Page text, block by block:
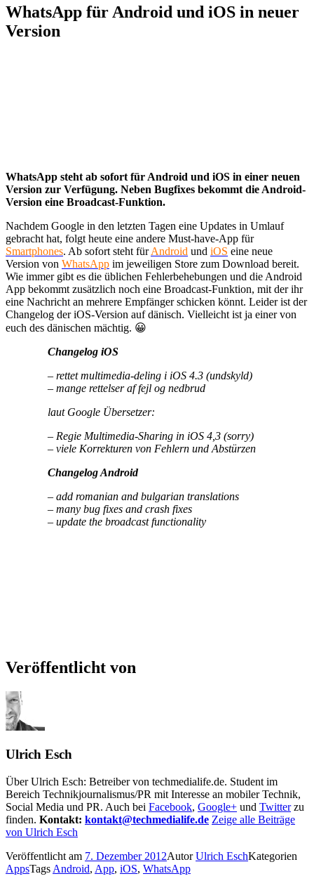
WhatsApp für Android und iOS in neuer
Version
WhatsApp steht ab sofort für Android und iOS in einer neuen
Version zur Verfügung. Neben Bugfixes bekommt die Android-
Version eine Broadcast-Funktion.
Nachdem Google in den letzten Tagen eine Updates in Umlauf
gebracht hat, folgt heute eine andere Must-have-App für
Smartphones. Ab sofort steht fürAndroid und iOS eine neue
Version von WhatsApp im jeweiligen Store zum Download bereit.
Wie immer gibt es die üblichen Fehlerbehebungen und die Android
App bekommt zusätzlich noch eine Broadcast-Funktion, mit der ihr
eine Nachricht an mehrere Empfänger schicken könnt. Leider ist der
Changelog der iOS-Version auf dänisch. Vielleicht ist ja einer von
euch des dänischen mächtig. 😀
Changelog iOS
– rettet multimedia-deling i iOS 4.3 (undskyld)
– mange rettelser af fejl og nedbrud
laut Google Übersetzer:
– Regie Multimedia-Sharing in iOS 4,3 (sorry)
– viele Korrekturen von Fehlern und Abstürzen
Changelog Android
– add romanian and bulgarian translations
– many bug fixes and crash fixes
– update the broadcast functionality
Veröffentlicht von
Ulrich Esch
Über Ulrich Esch: Betreiber von techmedialife.de. Student im
Bereich Technikjournalismus/PR mit Interesse an mobiler Technik,
Social Media und PR. Auch bei Facebook, Google+ und Twitterzu
finden. Kontakt: kontakt@techmedialife.de Zeige alle Beiträge
von Ulrich Esch
Veröffentlicht am 7. Dezember 2012AutorUlrich EschKategorien
AppsTags Android, App, iOS, WhatsApp